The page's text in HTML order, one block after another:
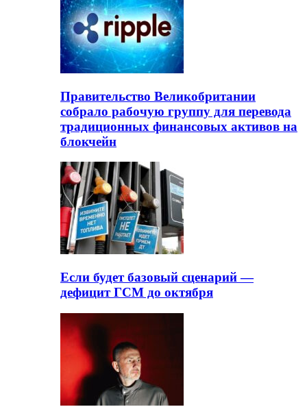
Правительство Великобритании
собрало рабочую группу для перевода
традиционных финансовых активов на
блокчейн
Если будет базовый сценарий —
дефицит ГСМ до октября